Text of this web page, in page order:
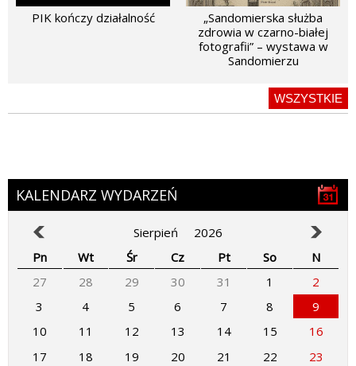
PIK kończy działalność
„Sandomierska służba
zdrowia w czarno-białej
fotografii” – wystawa w
Sandomierzu
WSZYSTKIE
KALENDARZ WYDARZEŃ
Sierpień
2026
Pn
Wt Śr Cz Pt So
N
27
28 29 30 31 1
2
3
4 5 6 7 8
9
10
11 12 13 14 15
16
17
18 19 20 21 22
23